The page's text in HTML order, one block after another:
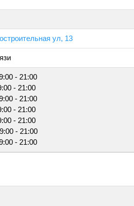
ул, 13
- 21:00
- 21:00
- 21:00
- 21:00
- 21:00
- 21:00
- 21:00